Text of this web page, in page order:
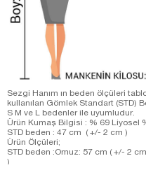
Sezgi Hanım ın beden ölçüleri
kullanılan Gömlek Standart (STD)
S M ve L bedenler ile uyumludur.
Ürün Kumaş Bilgisi : % 69 Liyosel
STD beden : 47 cm ( +/- 2 cm )
Ürün Ölçüleri;
STD beden :Omuz: 57 cm ( +/- 2
)